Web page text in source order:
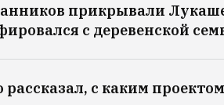
прикрывали
с деревенской
рассказал, с каким